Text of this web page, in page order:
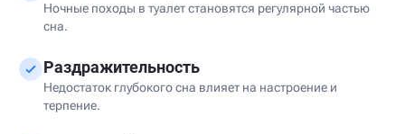
Ночные походы в туалет становятся регулярной частью
сна.
Раздражительность
Недостаток глубокого сна влияет на настроение и
терпение.